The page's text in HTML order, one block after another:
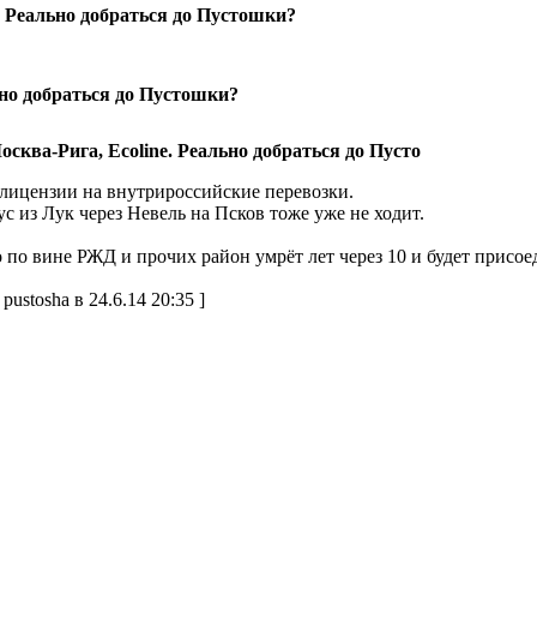
добраться до Пустошки?
добраться до Пустошки?
Рига, Ecoline. Реально добраться до Пусто
на внутрироссийские перевозки.
из Лук через Невель на Псков тоже уже не ходит.
по вине РЖД и прочих район умрёт лет через 10 и будет
в 24.6.14 20:35 ]